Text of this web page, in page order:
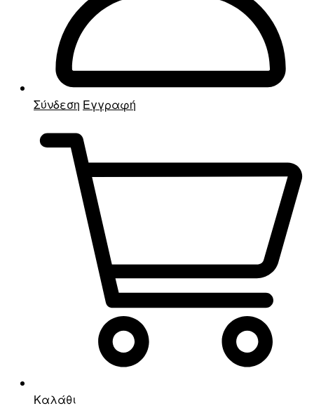
Σύνδεση Εγγραφή
Καλάθι